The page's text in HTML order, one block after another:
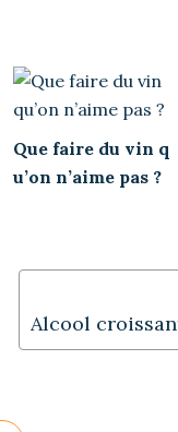
Que faire du vin q
u’on n’aime pas ?